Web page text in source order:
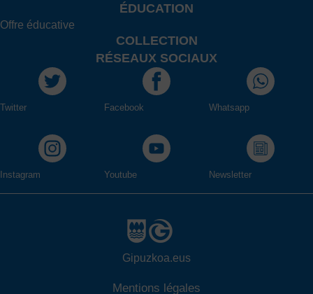
ÉDUCATION
Offre éducative
COLLECTION
RÉSEAUX SOCIAUX
Twitter Facebook Whatsapp
Instagram Youtube Newsletter
Gipuzkoa.eus
Mentions légales